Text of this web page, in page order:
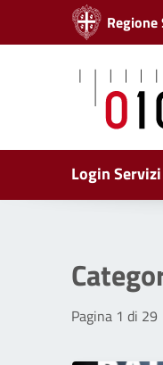
Vai ai contenuti
Vai al menu di
Regione
Login
Pagina 1 di 29